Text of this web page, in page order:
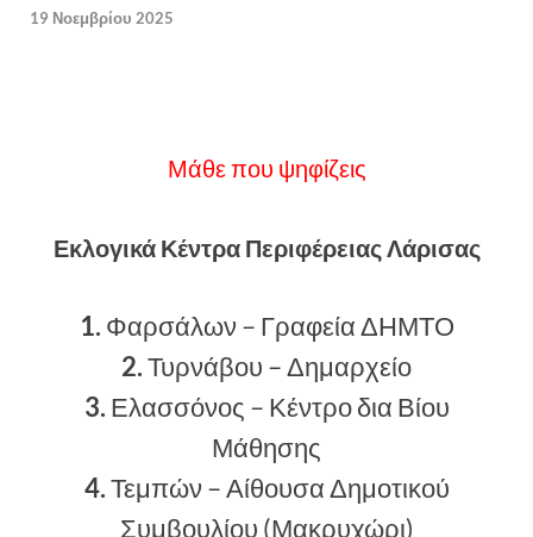
19 Νοεμβρίου 2025
Μάθε που ψηφίζεις
Εκλογικά Κέντρα Περιφέρειας Λάρισας
1. Φαρσάλων – Γραφεία ΔΗΜΤΟ
2.Τυρνάβου – Δημαρχείο
3. Ελασσόνος – Κέντρο δια Βίου
Μάθησης
4.Τεμπών – Αίθουσα Δημοτικού
Συμβουλίου (Μακρυχώρι)